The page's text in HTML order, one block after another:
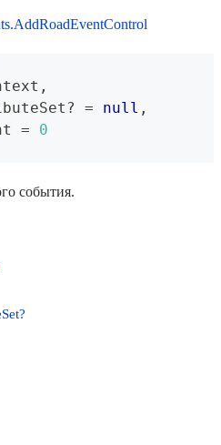
,
? = null ,
=
0
события.